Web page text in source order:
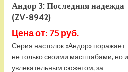
Андор 3: Последняя надежда
(ZV-8942)
Цена от: 75 руб.
Серия настолок «Андор» поражает
не только своими масштабами, но и
увлекательным сюжетом, за